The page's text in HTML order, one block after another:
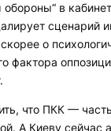
в
сценарий
о
фактора
что ПКК —
А Киеву сейчас